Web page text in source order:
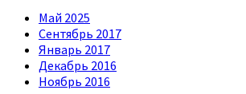
Май 2025
Сентябрь 2017
Январь 2017
Декабрь 2016
Ноябрь 2016